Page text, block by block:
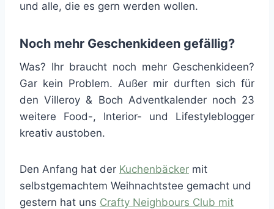
und alle, die es gern werden wollen.
Noch mehr Geschenkideen gefällig?
Was? Ihr braucht noch mehr Geschenkideen?
Gar kein Problem. Außer mir durften sich für
den Villeroy & Boch Adventkalender noch 23
weitere Food-, Interior- und Lifestyleblogger
kreativ austoben.
Den Anfang hat der Kuchenbäcker mit
selbstgemachtem Weihnachtstee gemacht und
gestern hat uns Crafty Neighbours Club mit